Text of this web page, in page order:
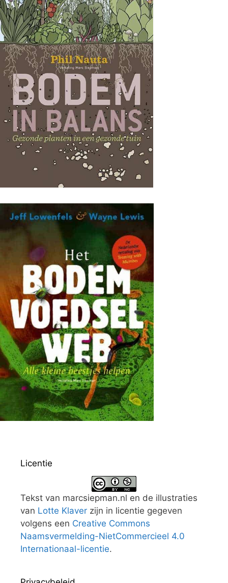
Licentie
Tekst van marcsiepman.nl en de illustraties
van Lotte Klaver zijn in licentie gegeven
volgens een Creative Commons
Naamsvermelding-NietCommercieel 4.0
Internationaal-licentie.